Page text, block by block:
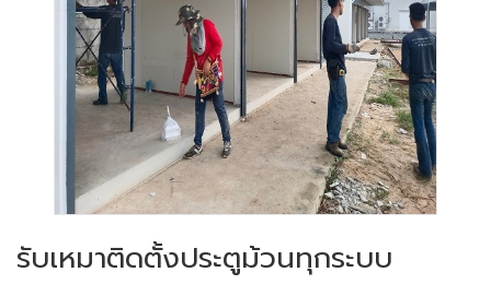
รับเหมาติดตั้งประตูม้วนทุกระบบ